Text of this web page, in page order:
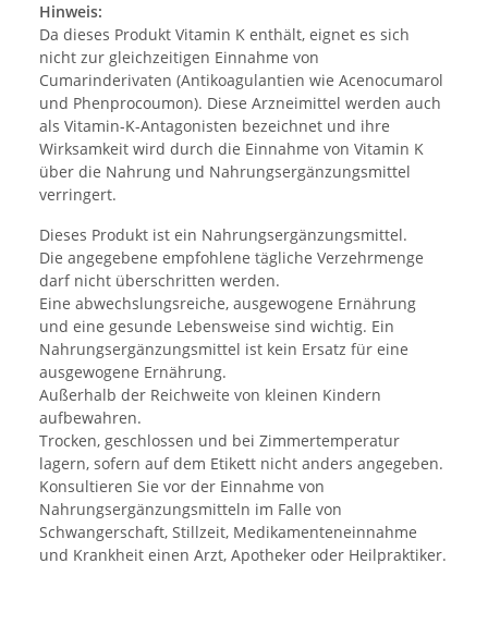
Hinweis:
Da dieses Produkt Vitamin K enthält, eignet es sich
nicht zur gleichzeitigen Einnahme von
Cumarinderivaten (Antikoagulantien wie Acenocumarol
und Phenprocoumon). Diese Arzneimittel werden auch
als Vitamin-K-Antagonisten bezeichnet und ihre
Wirksamkeit wird durch die Einnahme von Vitamin K
über die Nahrung und Nahrungsergänzungsmittel
verringert.
Dieses Produkt ist ein Nahrungsergänzungsmittel.
Die angegebene empfohlene tägliche Verzehrmenge
darf nicht überschritten werden.
Eine abwechslungsreiche, ausgewogene Ernährung
und eine gesunde Lebensweise sind wichtig. Ein
Nahrungsergänzungsmittel ist kein Ersatz für eine
ausgewogene Ernährung.
Außerhalb der Reichweite von kleinen Kindern
aufbewahren.
Trocken, geschlossen und bei Zimmertemperatur
lagern, sofern auf dem Etikett nicht anders angegeben.
Konsultieren Sie vor der Einnahme von
Nahrungsergänzungsmitteln im Falle von
Schwangerschaft, Stillzeit, Medikamenteneinnahme
und Krankheit einen Arzt, Apotheker oder Heilpraktiker.